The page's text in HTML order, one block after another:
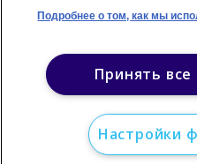
Подробнее о том, как мы
Принять
Настройки